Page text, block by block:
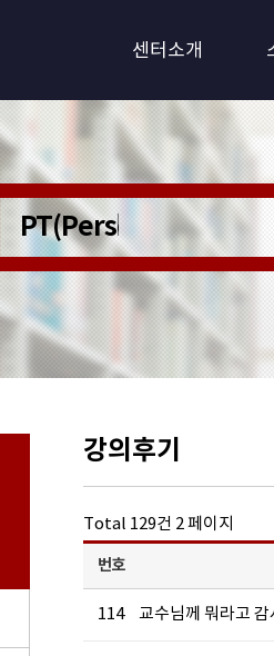
센터소개
PT(Personer
강의후기
Total 129건 2 페이지
번호
114 교수님께 뭐라고